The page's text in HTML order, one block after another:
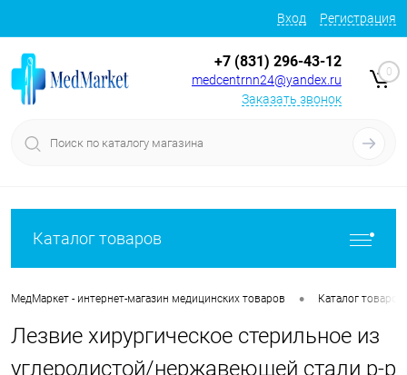
Вход Регистрация
+7 (831) 296-43-12
medcentrnn24@yandex.ru
Заказать звонок
0
Каталог товаров
МедМаркет - интернет-магазин медицинских товаров • Каталог товаров
Лезвие хирургическое стерильное из
углеродистой/нержавеющей стали р-р